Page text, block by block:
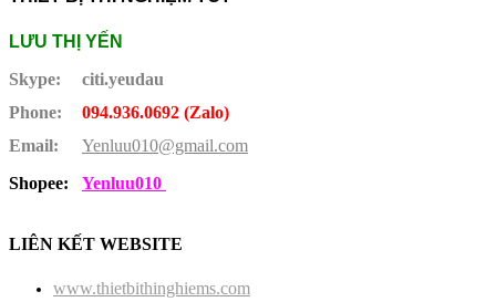
LƯU THỊ YẾN
Skype:
citi.yeudau
Phone:
094.936.0692 (Zalo)
Email:
Yenluu010@gmail.com
Shopee:
Yenluu010
LIÊN KẾT WEBSITE
www.thietbithinghiems.com